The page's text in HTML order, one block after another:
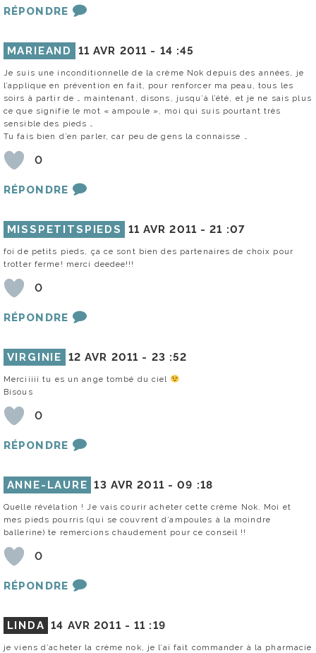
RÉPONDRE
MARIEAND 11 AVR 2011 - 14 :45
Je suis une inconditionnelle de la crème Nok depuis des années, je
l’applique en prévention en fait, pour renforcer ma peau, tous les
soirs à partir de … maintenant, disons, jusqu’à l’été, et je ne sais plus
ce que signifie le mot « ampoule », moi qui suis pourtant très
sensible des pieds …
Tu fais bien d’en parler, car peu de gens la connaisse …
0
RÉPONDRE
MISSPETITSPIEDS 11 AVR 2011 -21 :07
foi de petits pieds, ça ce sont bien des partenaires de choix pour
trotter ferme! merci deedee!!!
0
RÉPONDRE
VIRGINIE 12 AVR 2011 - 23 :52
Merciiiii tu es un ange tombé du ciel
Bisous
0
RÉPONDRE
ANNE-LAURE 13 AVR 2011 -09 :18
Quelle révélation ! Je vais courir acheter cette crème Nok. Moi et
mes pieds pourris (qui se couvrent d’ampoules à la moindre
ballerine) te remercions chaudement pour ce conseil !!
0
RÉPONDRE
LINDA 14 AVR 2011 -11 :19
je viens d’acheter la crème nok, je l’ai fait commander à la pharmacie